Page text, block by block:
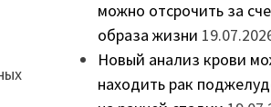
можно отсрочить за
образа жизни
Новый анализ крови
находить рак